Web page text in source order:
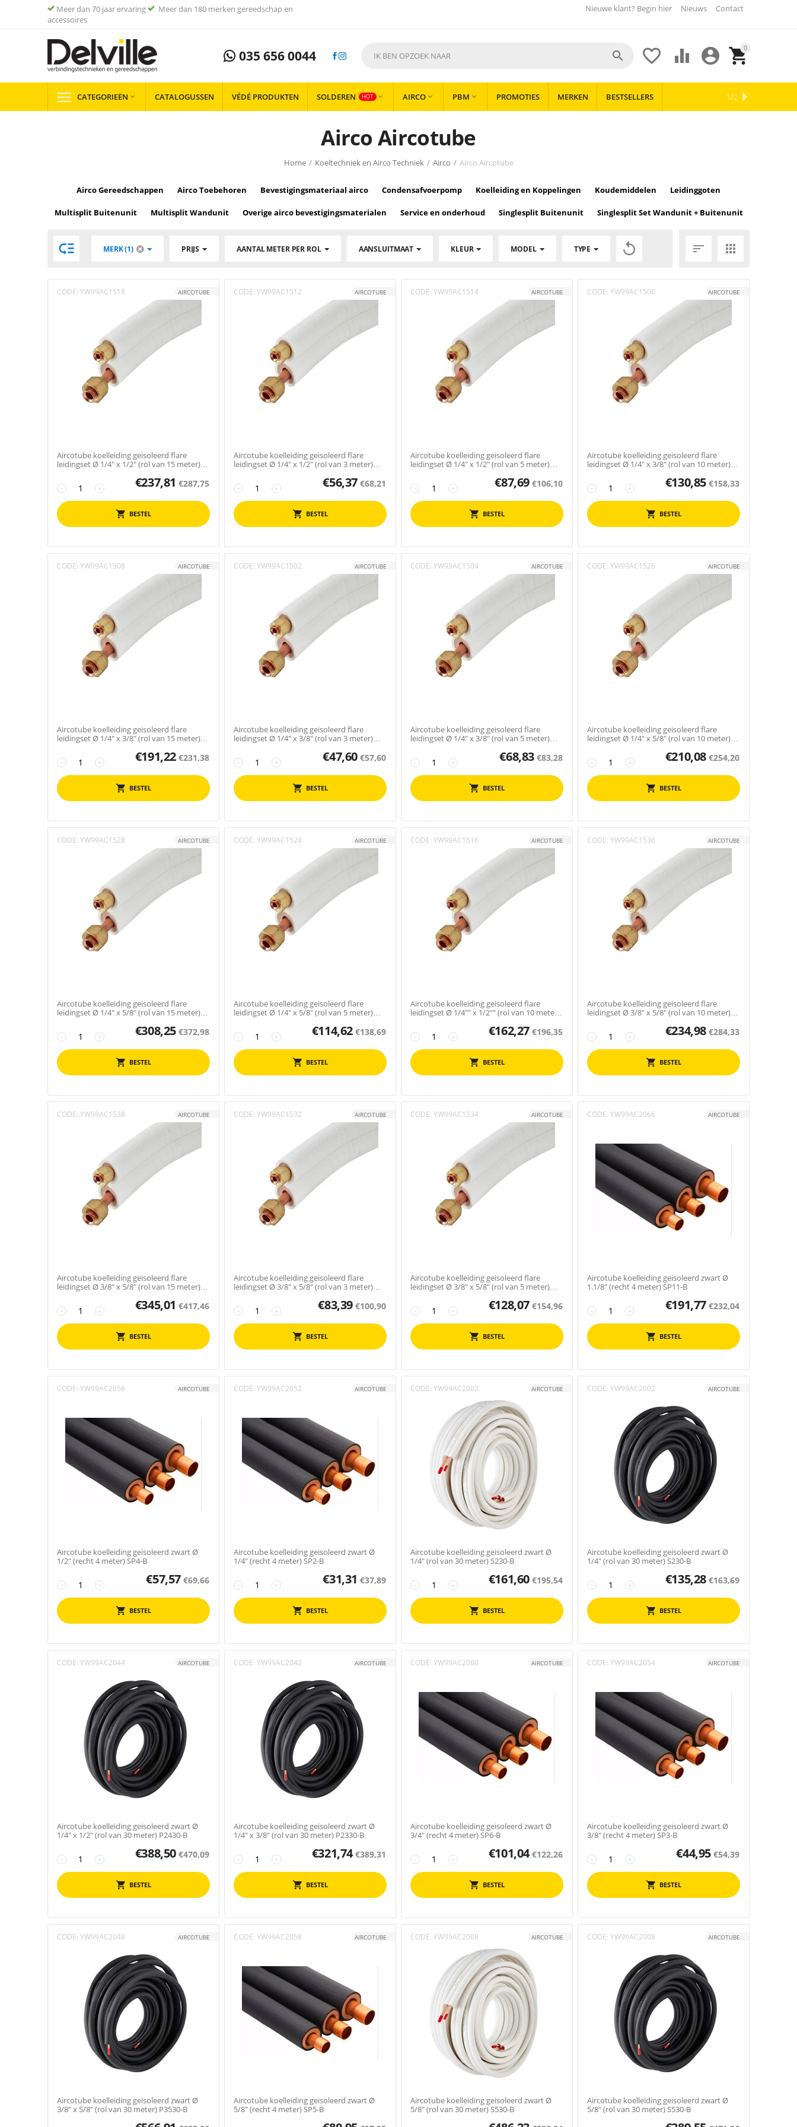
Meer dan 70 jaar ervaring
Meer dan 180 merken gereedschap en
accessoires
Nieuwe klant? Begin hier Nieuws Contact
035 656 0044 0


 

CATEGORIEËN  CATALOGUSSEN VÉDÉ PRODUKTEN SOLDEREN HOT  AIRCO  PBM  PROMOTIES MERKEN BESTSELLERS 1/2
Airco Aircotube
Home / Koeltechniek en Airco Techniek / Airco / Airco Aircotube
Airco Gereedschappen Airco Toebehoren Bevestigingsmateriaal airco Condensafvoerpomp Koelleiding en Koppelingen Koudemiddelen Leidinggoten
Multisplit Buitenunit Multisplit Wandunit Overige airco bevestigingsmaterialen Service en onderhoud Singlesplit Buitenunit Singlesplit Set Wandunit + Buitenunit
 MERK (1) PRIJS AANTAL METER PER ROL AANSLUITMAAT KLEUR MODEL TYPE   
CODE: YW99AC1518 AIRCOTUBE
Aircotube koelleiding geisoleerd flare
leidingset Ø 1/4" x 1/2" (rol van 15 meter)
+
− €237,81 €287,75
BESTEL
CODE: YW99AC1512 AIRCOTUBE
Aircotube koelleiding geisoleerd flare
leidingset Ø 1/4" x 1/2" (rol van 3 meter)
+
− €56,37 €68,21
BESTEL
CODE: YW99AC1514 AIRCOTUBE
Aircotube koelleiding geisoleerd flare
leidingset Ø 1/4" x 1/2" (rol van 5 meter)
+
− €87,69 €106,10
BESTEL
CODE: YW99AC1506 AIRCOTUBE
Aircotube koelleiding geisoleerd flare
leidingset Ø 1/4" x 3/8" (rol van 10 meter)
+
− €130,85 €158,33
BESTEL
CODE: YW99AC1508 AIRCOTUBE
Aircotube koelleiding geisoleerd flare
leidingset Ø 1/4" x 3/8" (rol van 15 meter)
+
− €191,22 €231,38
BESTEL
CODE: YW99AC1502 AIRCOTUBE
Aircotube koelleiding geisoleerd flare
leidingset Ø 1/4" x 3/8" (rol van 3 meter)
+
− €47,60 €57,60
BESTEL
CODE: YW99AC1504 AIRCOTUBE
Aircotube koelleiding geisoleerd flare
leidingset Ø 1/4" x 3/8" (rol van 5 meter)
+
− €68,83 €83,28
BESTEL
CODE: YW99AC1526 AIRCOTUBE
Aircotube koelleiding geisoleerd flare
leidingset Ø 1/4" x 5/8" (rol van 10 meter)
+
− €210,08 €254,20
BESTEL
CODE: YW99AC1528 AIRCOTUBE
Aircotube koelleiding geisoleerd flare
leidingset Ø 1/4" x 5/8" (rol van 15 meter)
+
− €308,25 €372,98
BESTEL
CODE: YW99AC1524 AIRCOTUBE
Aircotube koelleiding geisoleerd flare
leidingset Ø 1/4" x 5/8" (rol van 5 meter)
+
− €114,62 €138,69
BESTEL
CODE: YW99AC1516 AIRCOTUBE
Aircotube koelleiding geisoleerd flare
leidingset Ø 1/4"" x 1/2"" (rol van 10 meter)
+
− €162,27 €196,35
BESTEL
CODE: YW99AC1536 AIRCOTUBE
Aircotube koelleiding geisoleerd flare
leidingset Ø 3/8" x 5/8" (rol van 10 meter)
+
− €234,98 €284,33
BESTEL
CODE: YW99AC1538 AIRCOTUBE
Aircotube koelleiding geisoleerd flare
leidingset Ø 3/8" x 5/8" (rol van 15 meter)
+
− €345,01 €417,46
BESTEL
CODE: YW99AC1532 AIRCOTUBE
Aircotube koelleiding geisoleerd flare
leidingset Ø 3/8" x 5/8" (rol van 3 meter)
+
− €83,39 €100,90
BESTEL
CODE: YW99AC1534 AIRCOTUBE
Aircotube koelleiding geisoleerd flare
leidingset Ø 3/8" x 5/8" (rol van 5 meter)
+
− €128,07 €154,96
BESTEL
CODE: YW99AC2066 AIRCOTUBE
Aircotube koelleiding geisoleerd zwart Ø
1.1/8" (recht 4 meter) SP11-B
+
− €191,77 €232,04
BESTEL
CODE: YW99AC2056 AIRCOTUBE
Aircotube koelleiding geisoleerd zwart Ø
1/2" (recht 4 meter) SP4-B
+
− €57,57 €69,66
BESTEL
CODE: YW99AC2052 AIRCOTUBE
Aircotube koelleiding geisoleerd zwart Ø
1/4" (recht 4 meter) SP2-B
+
− €31,31 €37,89
BESTEL
CODE: YW99AC2002 AIRCOTUBE
Aircotube koelleiding geisoleerd zwart Ø
1/4" (rol van 30 meter) S230-B
+
− €161,60 €195,54
BESTEL
CODE: YW99AC2002 AIRCOTUBE
Aircotube koelleiding geisoleerd zwart Ø
1/4" (rol van 30 meter) S230-B
+
− €135,28 €163,69
BESTEL
CODE: YW99AC2044 AIRCOTUBE
Aircotube koelleiding geisoleerd zwart Ø
1/4" x 1/2" (rol van 30 meter) P2430-B
+
− €388,50 €470,09
BESTEL
CODE: YW99AC2042 AIRCOTUBE
Aircotube koelleiding geisoleerd zwart Ø
1/4" x 3/8" (rol van 30 meter) P2330-B
+
− €321,74 €389,31
BESTEL
CODE: YW99AC2060 AIRCOTUBE
Aircotube koelleiding geisoleerd zwart Ø
3/4" (recht 4 meter) SP6-B
+
− €101,04 €122,26
BESTEL
CODE: YW99AC2054 AIRCOTUBE
Aircotube koelleiding geisoleerd zwart Ø
3/8" (recht 4 meter) SP3-B
+
− €44,95 €54,39
BESTEL
CODE: YW99AC2048 AIRCOTUBE
Aircotube koelleiding geisoleerd zwart Ø
3/8" x 5/8" (rol van 30 meter) P3530-B
CODE: YW99AC2058 AIRCOTUBE
Aircotube koelleiding geisoleerd zwart Ø
5/8" (recht 4 meter) SP5-B
CODE: YW99AC2008 AIRCOTUBE
Aircotube koelleiding geisoleerd zwart Ø
5/8" (rol van 30 meter) S530-B
CODE: YW99AC2008 AIRCOTUBE
Aircotube koelleiding geisoleerd zwart Ø
5/8" (rol van 30 meter) S530-B